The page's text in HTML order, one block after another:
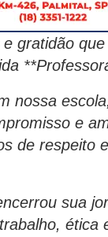
gratidão
nossa
e
de respeito
sua